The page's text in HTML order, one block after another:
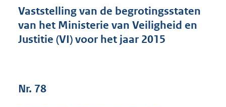
s
g
r
Vaststelling van de begrotingsstaten
van het Ministerie van Veiligheid en
Justitie (VI) voor het jaar 2015
Nr. 78